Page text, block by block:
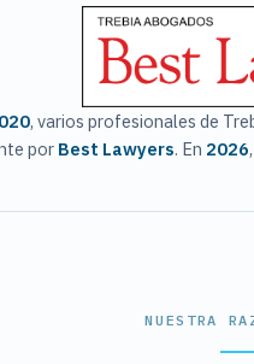
, varios profesionales de
por Best Lawyers. En 2026
NUESTRA